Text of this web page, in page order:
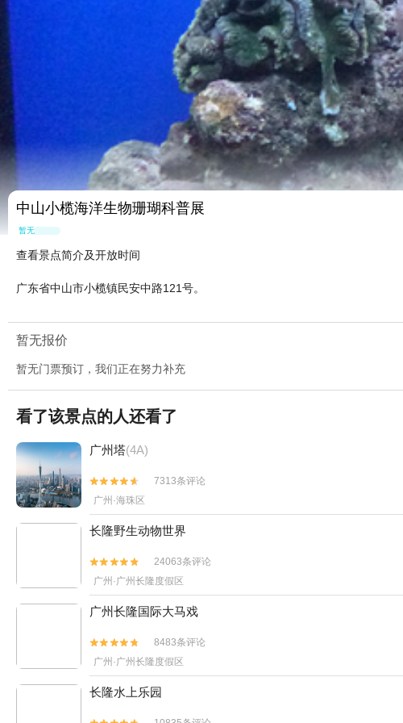
中山小榄海洋生物珊瑚科普展
暂无点评
查看景点简介及开放时间
广东省中山市小榄镇民安中路121号。
暂无报价
暂无门票预订，我们正在努力补充
看了该景点的人还看了
广州塔(4A)


7313条评论
广州·海珠区
长隆野生动物世界


24063条评论
广州·广州长隆度假区
广州长隆国际大马戏


8483条评论
广州·广州长隆度假区
长隆水上乐园